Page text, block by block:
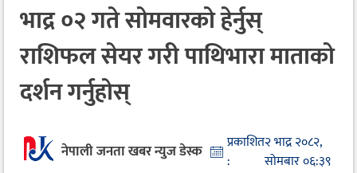
भाद्र ०२ गते सोमवारको हेर्नुस्
राशिफल सेयर गरी पाथिभारा माताको
दर्शन गर्नुहोस्
नेपाली जनता खबर न्युज डेस्क
प्रकाशित
:
२ भाद्र २०८२,
सोमबार ०६:३९